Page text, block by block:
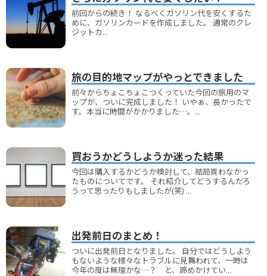
前回からの続き！ なるべくガソリン代を安くするた
めに、ガソリンカードを作成しました。 通常のクレ
ジットカ...
旅の目的地マップがやっとできました
前々からちょこちょこつくっていた今回の旅用のマ
ップが、ついに完成しました！ いやぁ、長かったで
す。本当に時間がかかりました…。...
買おうかどうしようか迷った結果
今回は購入するかどうか検討して、結局買わなかっ
たものについてです。 それ紹介してどうするんだろ
うって思ったりもしましたが(笑) ...
出発前日のまとめ！
ついに出発前日となりました。 自分ではどうしよう
もないような様々なトラブルに見舞われて、一時は
今年の度は無理かな…？ と、諦めかけてい...